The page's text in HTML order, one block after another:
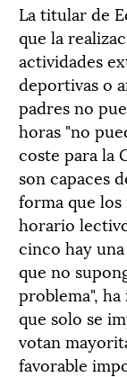
La titular de
que la
actividades
deportivas o
padres no
horas "no
coste para la
son capaces
forma que los
horario
cinco hay
que no
problema",
que solo se
votan
favorable